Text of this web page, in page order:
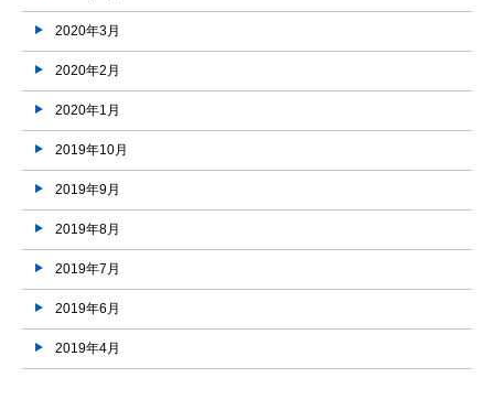
2020年3月
2020年2月
2020年1月
2019年10月
2019年9月
2019年8月
2019年7月
2019年6月
2019年4月